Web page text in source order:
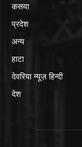
कसया
प्रदेश
अन्य
हाटा
देवरिया न्यूज़ हिन्दी
देश